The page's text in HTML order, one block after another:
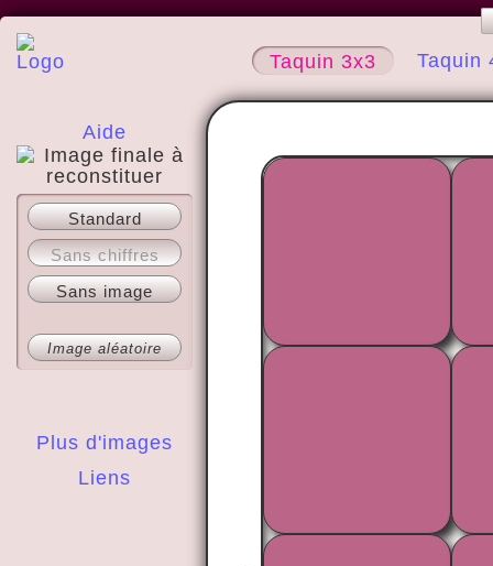
Taquin 3x3 Taquin
Aide
A propos
Plus d'images
Liens
Standard
Sans chiffres
Sans image
Image aléatoire